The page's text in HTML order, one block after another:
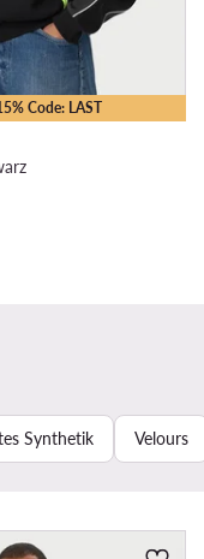
Code: LAST
Synthetik Velours